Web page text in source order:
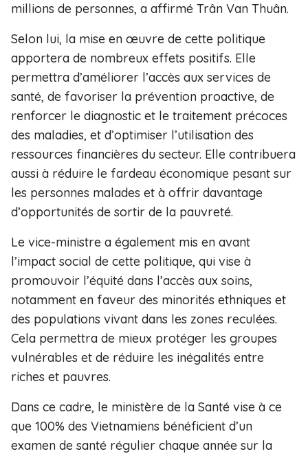
millions de personnes, a affirmé Trân Van Thuân.
Selon lui, la mise en œuvre de cette politique
apportera de nombreux effets positifs. Elle
permettra d’améliorer l’accès aux services de
santé, de favoriser la prévention proactive, de
renforcer le diagnostic et le traitement précoces
des maladies, et d’optimiser l’utilisation des
ressources financières du secteur. Elle contribuera
aussi à réduire le fardeau économique pesant sur
les personnes malades et à offrir davantage
d’opportunités de sortir de la pauvreté.
Le vice-ministre a également mis en avant
l’impact social de cette politique, qui vise à
promouvoir l’équité dans l’accès aux soins,
notamment en faveur des minorités ethniques et
des populations vivant dans les zones reculées.
Cela permettra de mieux protéger les groupes
vulnérables et de réduire les inégalités entre
riches et pauvres.
Dans ce cadre, le ministère de la Santé vise à ce
que 100% des Vietnamiens bénéficient d’un
examen de santé régulier chaque année sur la